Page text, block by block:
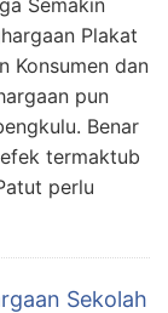
Plakat
Konsumen dan
pun
Benar
termaktub
perlu
Sekolah